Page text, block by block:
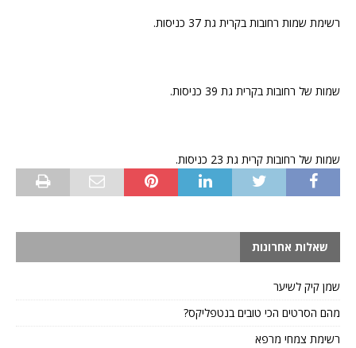
רשימת שמות רחובות בקרית גת 37 כניסות.
שמות של רחובות בקרית גת 39 כניסות.
שמות של רחובות קרית גת 23 כניסות.
שאלות אחרונות
שמן קיק לשיער
מהם הסרטים הכי טובים בנטפליקס?
רשימת צמחי מרפא